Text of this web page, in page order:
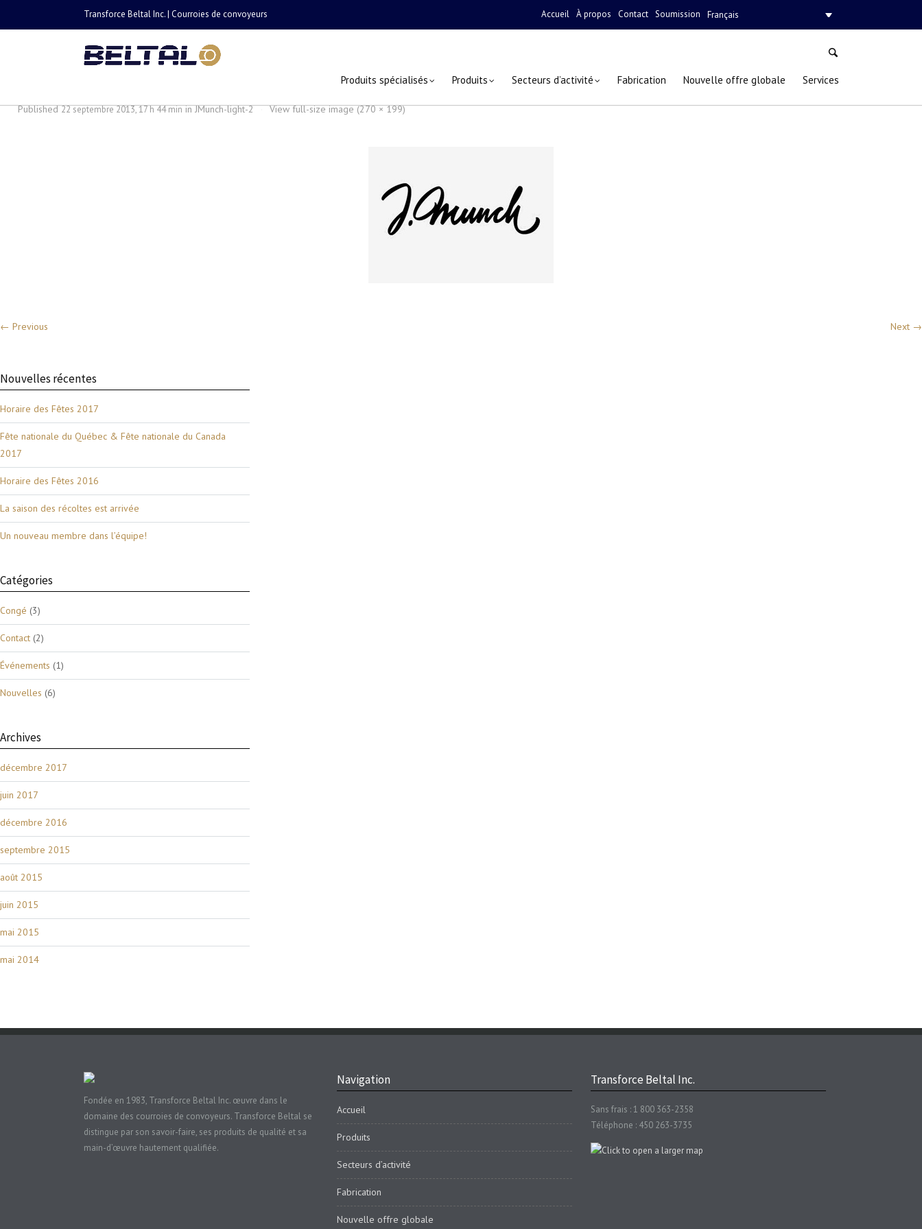
Transforce Beltal Inc. | Courroies de convoyeurs Accueil À propos Contact Soumission Français
Produits spécialisés Produits Secteurs d’activité Fabrication Nouvelle offre globale Services
Published22 septembre 2013, 17 h 44 mininJMunch-light-2 · View full-size image (270 × 199)
← Previous Next →
Nouvelles récentes
Horaire des Fêtes 2017
Fête nationale du Québec & Fête nationale du Canada
2017
Horaire des Fêtes 2016
La saison des récoltes est arrivée
Un nouveau membre dans l’équipe!
Catégories
Congé (3)
Contact (2)
Événements (1)
Nouvelles (6)
Archives
décembre 2017
juin 2017
décembre 2016
septembre 2015
août 2015
juin 2015
mai 2015
mai 2014
Fondée en 1983, Transforce Beltal Inc. œuvre dans le
domaine des courroies de convoyeurs. Transforce Beltal se
distingue par son savoir-faire, ses produits de qualité et sa
main-d’œuvre hautement qualifiée.
Navigation
Accueil
Produits
Secteurs d’activité
Fabrication
Nouvelle offre globale
Transforce Beltal Inc.
Sans frais : 1 800 363-2358
Téléphone : 450 263-3735